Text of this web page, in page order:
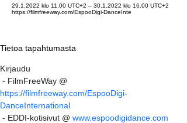
29.1.2022 klo 11.00 UTC+2 – 30.1.2022 klo 16.00 UTC+2
https://filmfreeway.com/EspooDigi-DanceInte
Tietoa tapahtumasta
Kirjaudu
- FilmFreeWay @
https://filmfreeway.com/EspooDigi-
DanceInternational
- EDDI-kotisivut @ www.espoodigidance.com